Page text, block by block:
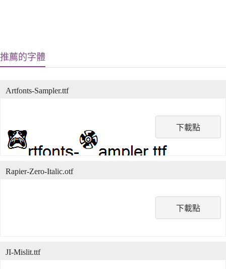
推薦的字體
下載點
Artfonts-Sampler.ttf
下載點
Rapier-Zero-Italic.otf
JI-Mislit.ttf